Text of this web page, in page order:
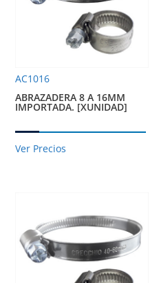
AC1016
ABRAZADERA 8 A 16MM
IMPORTADA. [XUNIDAD]
Ver Precios